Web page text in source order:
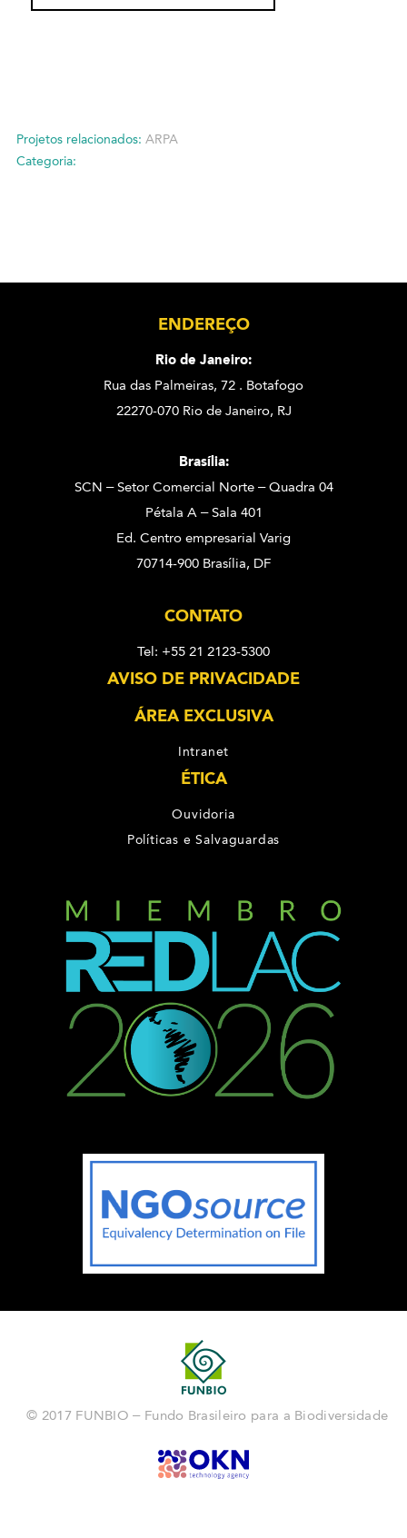
Projetos relacionados: ARPA
Categoria:
ENDEREÇO
Rio de Janeiro:
Rua das Palmeiras, 72 . Botafogo
22270-070 Rio de Janeiro, RJ
Brasília:
SCN – Setor Comercial Norte – Quadra 04
Pétala A – Sala 401
Ed. Centro empresarial Varig
70714-900 Brasília, DF
CONTATO
Tel: +55 21 2123-5300
AVISO DE PRIVACIDADE
ÁREA EXCLUSIVA
Intranet
ÉTICA
Ouvidoria
Políticas e Salvaguardas
© 2017 FUNBIO – Fundo Brasileiro para a Biodiversidade